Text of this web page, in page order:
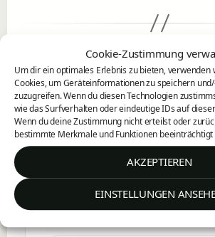
Cookie-Zustimmung
Um dir ein optimales Erlebnis zu bieten, verwenden
Cookies, um Geräteinformationen zu speichern
zuzugreifen. Wenn du diesen Technologien
wie das Surfverhalten oder eindeutige IDs auf
Wenn du deine Zustimmung nicht erteilst oder
bestimmte Merkmale und Funktionen
AKZEPTIEREN
EINSTELLUNGEN
← Der Große Totenkäfer
→ Gemeine Holzbock